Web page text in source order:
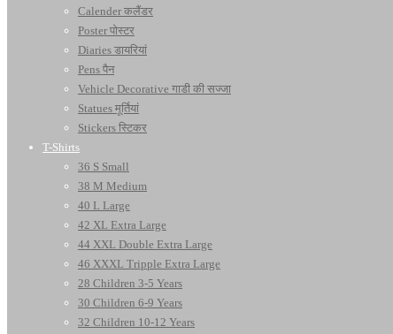
Calender कलैंडर
Poster पोस्टर
Diaries डायरियां
Pens पैन
Vehicle Decorative गाडी की सज्जा
Statues मूर्तियां
Stickers स्टिकर
T-Shirts
36 S Small
38 M Medium
40 L Large
42 XL Extra Large
44 XXL Double Extra Large
46 XXXL Tripple Extra Large
28 Children 3-5 Years
30 Children 6-9 Years
32 Children 10-12 Years